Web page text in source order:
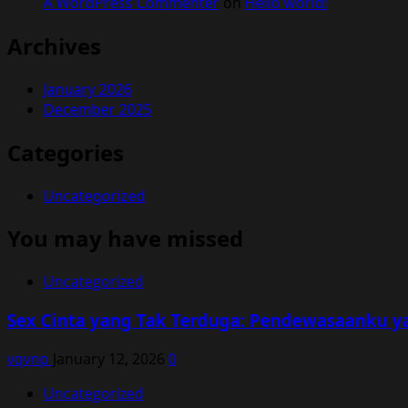
Archives
January 2026
December 2025
Categories
Uncategorized
You may have missed
Uncategorized
Sex Cinta yang Tak Terduga: Pendewasaanku
vqvnp January 12, 2026 0
Uncategorized